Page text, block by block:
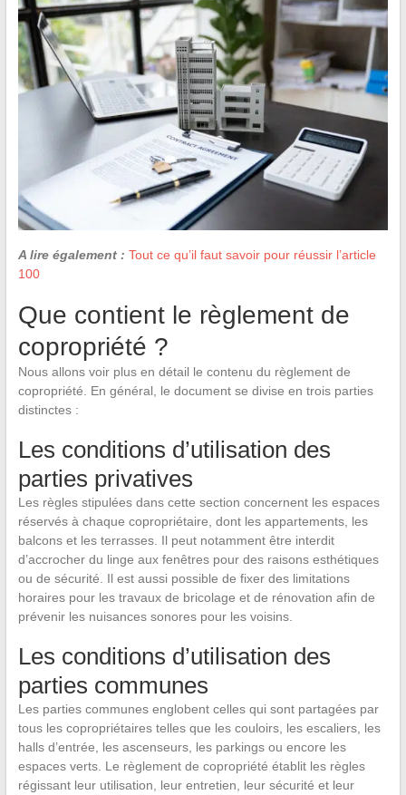
A lire également : Tout ce qu’il faut savoir pour réussir l’article
100
Que contient le règlement de
copropriété ?
Nous allons voir plus en détail le contenu du règlement de
copropriété. En général, le document se divise en trois parties
distinctes :
Les conditions d’utilisation des
parties privatives
Les règles stipulées dans cette section concernent les espaces
réservés à chaque copropriétaire, dont les appartements, les
balcons et les terrasses. Il peut notamment être interdit
d’accrocher du linge aux fenêtres pour des raisons esthétiques
ou de sécurité. Il est aussi possible de fixer des limitations
horaires pour les travaux de bricolage et de rénovation afin de
prévenir les nuisances sonores pour les voisins.
Les conditions d’utilisation des
parties communes
Les parties communes englobent celles qui sont partagées par
tous les copropriétaires telles que les couloirs, les escaliers, les
halls d’entrée, les ascenseurs, les parkings ou encore les
espaces verts. Le règlement de copropriété établit les règles
régissant leur utilisation, leur entretien, leur sécurité et leur